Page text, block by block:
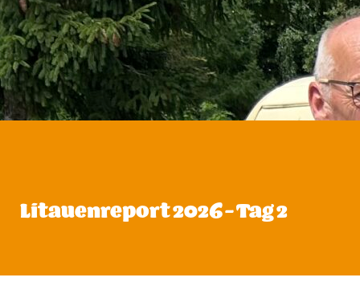
Litauenreport 2026 – Tag 2